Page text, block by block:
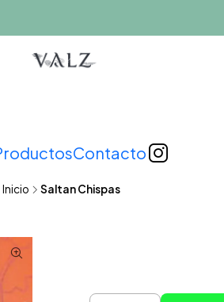
Contacto
Inicio Saltan Chispas